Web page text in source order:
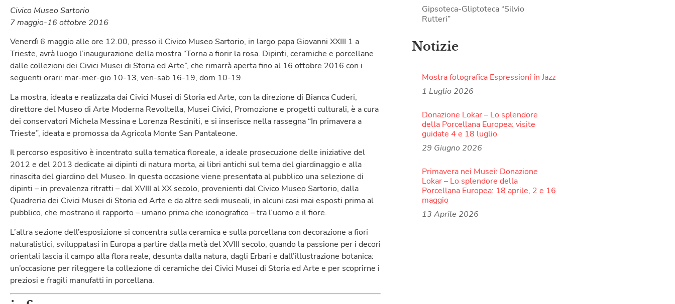
Civico Museo Sartorio
7 maggio-16 ottobre 2016
Venerdì 6 maggio alle ore 12.00, presso il Civico Museo Sartorio, in largo papa Giovanni XXIII 1 a
Trieste, avrà luogo l’inaugurazione della mostra “Torna a fiorir la rosa. Dipinti, ceramiche e porcellane
dalle collezioni dei Civici Musei di Storia ed Arte”, che rimarrà aperta fino al 16 ottobre 2016 con i
seguenti orari: mar-mer-gio 10-13, ven-sab 16-19, dom 10-19.
La mostra, ideata e realizzata dai Civici Musei di Storia ed Arte, con la direzione di Bianca Cuderi,
direttore del Museo di Arte Moderna Revoltella, Musei Civici, Promozione e progetti culturali, è a cura
dei conservatori Michela Messina e Lorenza Resciniti, e si inserisce nella rassegna “In primavera a
Trieste”, ideata e promossa da Agricola Monte San Pantaleone.
Il percorso espositivo è incentrato sulla tematica floreale, a ideale prosecuzione delle iniziative del
2012 e del 2013 dedicate ai dipinti di natura morta, ai libri antichi sul tema del giardinaggio e alla
rinascita del giardino del Museo. In questa occasione viene presentata al pubblico una selezione di
dipinti – in prevalenza ritratti – dal XVIII al XX secolo, provenienti dal Civico Museo Sartorio, dalla
Quadreria dei Civici Musei di Storia ed Arte e da altre sedi museali, in alcuni casi mai esposti prima al
pubblico, che mostrano il rapporto – umano prima che iconografico – tra l’uomo e il fiore.
L’altra sezione dell’esposizione si concentra sulla ceramica e sulla porcellana con decorazione a fiori
naturalistici, sviluppatasi in Europa a partire dalla metà del XVIII secolo, quando la passione per i decori
orientali lascia il campo alla flora reale, desunta dalla natura, dagli Erbari e dall’illustrazione botanica:
un’occasione per rileggere la collezione di ceramiche dei Civici Musei di Storia ed Arte e per scoprirne i
preziosi e fragili manufatti in porcellana.
Gipsoteca-Gliptoteca “Silvio
Rutteri”
Notizie
Mostra fotografica Espressioni in Jazz
1 Luglio 2026
Donazione Lokar – Lo splendore
della Porcellana Europea: visite
guidate 4 e 18 luglio
29 Giugno 2026
Primavera nei Musei: Donazione
Lokar – Lo splendore della
Porcellana Europea: 18 aprile, 2 e 16
maggio
13 Aprile 2026